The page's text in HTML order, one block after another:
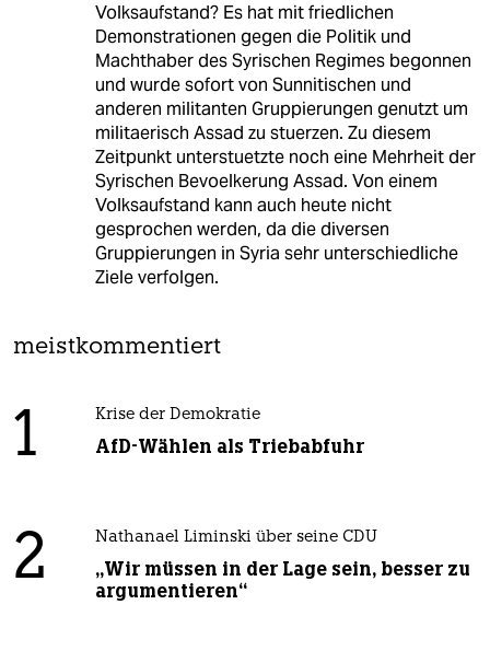
Volksaufstand? Es hat mit friedlichen
Demonstrationen gegen die Politik und
Machthaber des Syrischen Regimes begonnen
und wurde sofort von Sunnitischen und
anderen militanten Gruppierungen genutzt um
militaerisch Assad zu stuerzen. Zu diesem
Zeitpunkt unterstuetzte noch eine Mehrheit der
Syrischen Bevoelkerung Assad. Von einem
Volksaufstand kann auch heute nicht
gesprochen werden, da die diversen
Gruppierungen in Syria sehr unterschiedliche
Ziele verfolgen.
meistkommentiert
1 Krise der Demokratie
AfD-Wählen als Triebabfuhr
2 Nathanael Liminski über seine CDU
„Wir müssen in der Lage sein, besser zu
argumentieren“